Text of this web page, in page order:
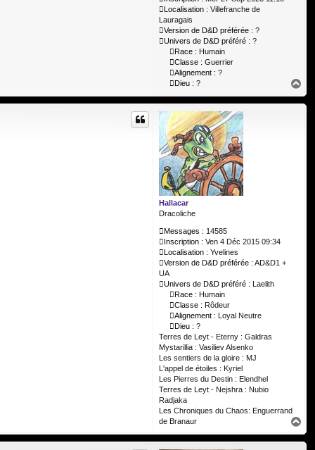
Localisation : Villefranche de
Lauragais
Version de D&D préférée : ?
Univers de D&D préféré : ?
Race : Humain
Classe : Guerrier
Alignement : ?
Dieu : ?
a
u
Hallacar
Dracoliche
Messages : 14585
Inscription : Ven 4 Déc 2015 09:34
Localisation : Yvelines
Version de D&D préférée : AD&D1 +
UA
Univers de D&D préféré : Laelith
Race : Humain
Classe : Rôdeur
Alignement : Loyal Neutre
Dieu : ?
Terres de Leyt - Eterny : Galdras
Mystarillia : Vasiliev Alsenko
Les sentiers de la gloire : MJ
L'appel de étoiles : Kyriel
Les Pierres du Destin : Elendhel
Terres de Leyt - Nejshra : Nubio
Radjaka
Les Chroniques du Chaos: Enguerrand
de Branaur
a
u